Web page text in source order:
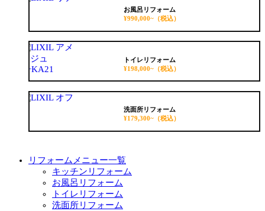
お風呂リフォーム
¥990,000~ （税込）
トイレリフォーム
¥198,000~ （税込）
洗面所リフォーム
¥179,300~ （税込）
リフォームメニュー一覧
キッチンリフォーム
お風呂リフォーム
トイレリフォーム
洗面所リフォーム